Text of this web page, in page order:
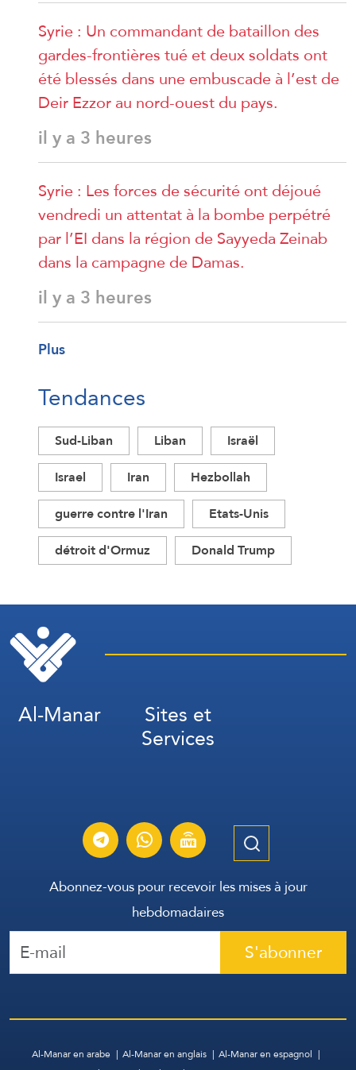
Syrie : Un commandant de bataillon des
gardes-frontières tué et deux soldats ont
été blessés dans une embuscade à l’est de
Deir Ezzor au nord-ouest du pays.
il y a 3 heures
Syrie : Les forces de sécurité ont déjoué
vendredi un attentat à la bombe perpétré
par l’EI dans la région de Sayyeda Zeinab
dans la campagne de Damas.
il y a 3 heures
Plus
Tendances
Sud-Liban Liban
Israël
Israel
Iran
Hezbollah
guerre contre l'Iran
Etats-Unis
détroit d'Ormuz
Donald Trump
Al-Manar Sites et
Services
Abonnez-vous pour recevoir les mises à jour
hebdomadaires
S'abonner
Al-Manar en arabe Al-Manar en anglais
Al-Manar en espagnol